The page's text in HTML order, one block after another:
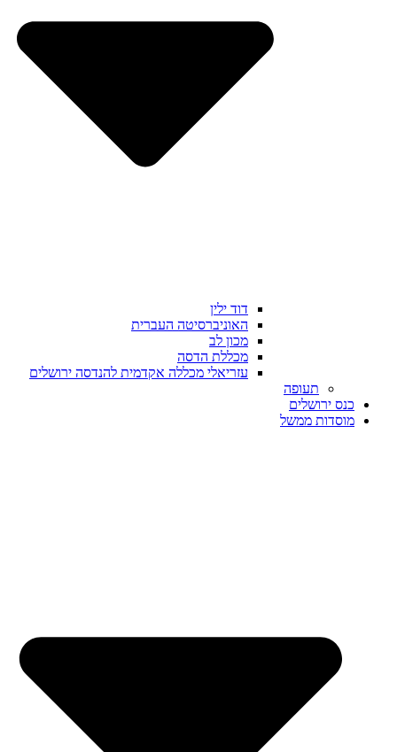
דוד ילין
האוניברסיטה העברית
מכון לב
מכללת הדסה
עזריאלי מכללה אקדמית להנדסה ירושלים
תעופה
כנס ירושלים
מוסדות ממשל